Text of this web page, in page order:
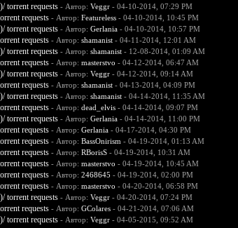
torrent requests - Автор: Veggr- 04-10-2014, 07:29 PM
requests - Автор: Featureless- 04-10-2014, 10:45 PM
torrent requests - Автор: Gerlania- 04-10-2014, 10:57 PM
requests - Автор: shamanist- 04-11-2014, 12:01 AM
torrent requests - Автор: shamanist- 12-08-2014, 01:09 AM
requests - Автор: masterstvo - 04-12-2014, 06:47 AM
torrent requests - Автор: Veggr- 04-12-2014, 09:14 AM
requests - Автор: shamanist- 04-13-2014, 04:09 PM
torrent requests - Автор: shamanist- 04-14-2014, 11:35 AM
requests - Автор: dead_elvis- 04-14-2014, 09:07 PM
torrent requests - Автор: Gerlania- 04-14-2014, 11:00 PM
requests - Автор: Gerlania- 04-17-2014, 04:30 PM
requests - Автор: BassOnirism - 04-19-2014, 01:13 AM
requests - Автор: RBorisS- 04-19-2014, 10:31 AM
requests - Автор: masterstvo - 04-19-2014, 10:45 AM
requests - Автор: 2468645 - 04-19-2014, 02:00 PM
requests - Автор: masterstvo - 04-20-2014, 06:58 PM
torrent requests - Автор: Veggr- 04-20-2014, 07:24 PM
requests - Автор: GColares- 04-21-2014, 07:06 AM
torrent requests - Автор: Veggr- 04-05-2015, 09:52 AM